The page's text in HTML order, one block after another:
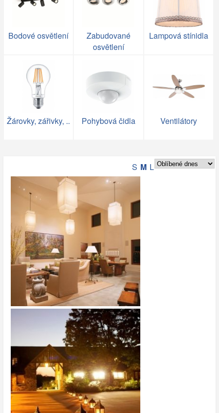
Bodové osvětlení
Zabudované
osvětlení
Lampová stínidla
Žárovky, zářivky, .. Pohybová čidla Ventilátory
S M L